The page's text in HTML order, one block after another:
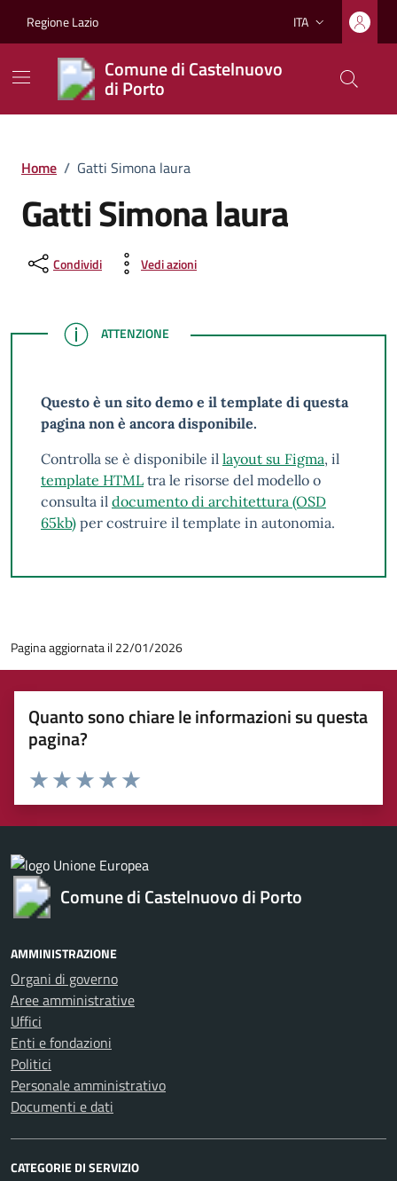
Regione Lazio Lingua attiva:
ITA
Comune di Castelnuovo
di Porto
Home / Gatti Simona laura
Gatti Simona laura
Condividi Vedi azioni
ATTENZIONE
ATTENZIONE
Questo è un sito demo e il template di questa
pagina non è ancora disponibile.
Controlla se è disponibile il layout su Figma, il
template HTML tra le risorse del modello o
consulta il documento di architettura (OSD
65kb) per costruire il template in autonomia.
Pagina aggiornata il 22/01/2026
Quanto sono chiare le informazioni su questa
pagina?
Valuta 5 stelle su 5
Valuta 4 stelle su 5
Valuta 3 stelle su 5
Valuta 2 stelle su 5
Valuta 1 stelle su 5
Comune di Castelnuovo di Porto
AMMINISTRAZIONE
Organi di governo
Aree amministrative
Uffici
Enti e fondazioni
Politici
Personale amministrativo
Documenti e dati
CATEGORIE DI SERVIZIO